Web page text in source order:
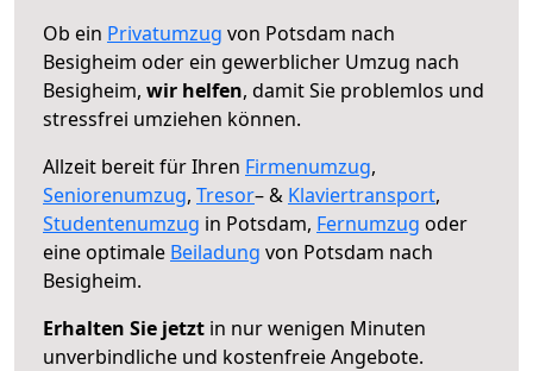
Ob ein Privatumzug von Potsdam nach
Besigheim oder ein gewerblicher Umzug nach
Besigheim, wir helfen, damit Sie problemlos und
stressfrei umziehen können.
Allzeit bereit für Ihren Firmenumzug,
Seniorenumzug, Tresor– & Klaviertransport,
Studentenumzug in Potsdam, Fernumzug oder
eine optimale Beiladung von Potsdam nach
Besigheim.
Erhalten Sie jetzt in nur wenigen Minuten
unverbindliche und kostenfreie Angebote.